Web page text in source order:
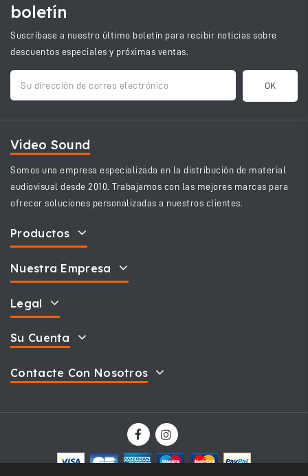
boletín
Suscríbase a nuestro último boletín para recibir noticias sobre
descuentos especiales y próximas ventas.
Video Sound
Somos una empresa especializada en la distribución de material
audiovisual desde 2010. Trabajamos con las mejores marcas para
ofrecer soluciones personalizadas a nuestros clientes.
Productos
Nuestra Empresa
Legal
Su Cuenta
Contacte Con Nosotros